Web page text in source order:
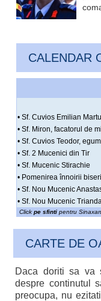
CALENDAR
• Sf. Cuvios Emilian
• Sf. Miron, facatorul de
• Sf. Cuvios Teodor,
• Sf. 2 Mucenici din Tir
• Sf. Mucenic Stirachie
• Pomenirea înnoirii
• Sf. Nou Mucenic
• Sf. Nou Mucenic
Click pe sfintipentru
CARTE DE
Daca doriti sa va
despre continutul
preocupa, nu